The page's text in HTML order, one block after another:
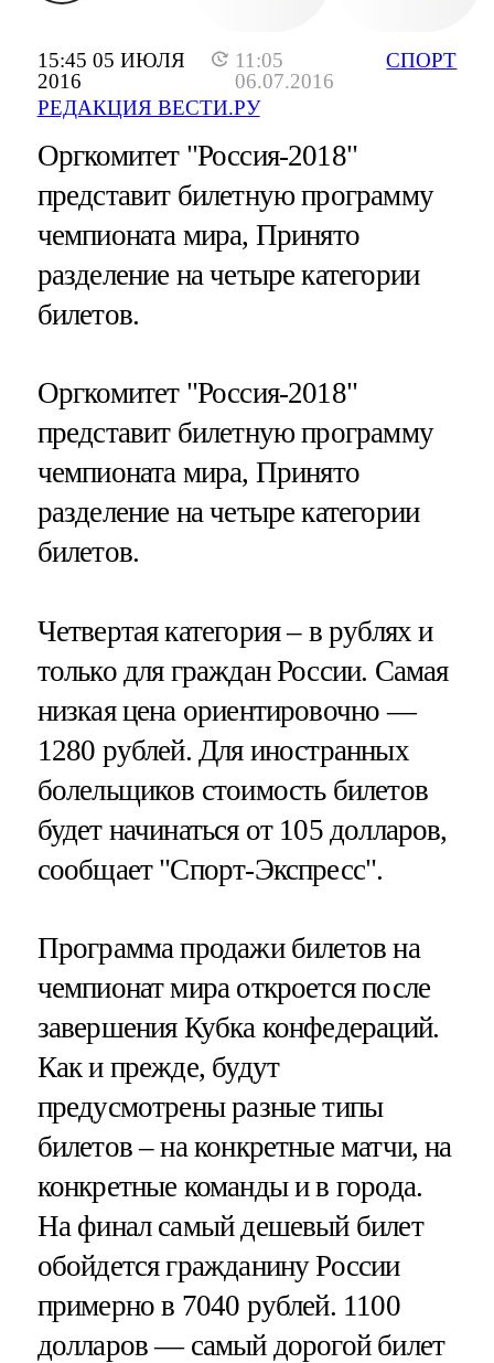
15:45 05 ИЮЛЯ
2016
11:05
06.07.2016
РЕДАКЦИЯ ВЕСТИ.РУ
СПОРТ
Оргкомитет "Россия-2018"
представит билетную программу
чемпионата мира, Принято
разделение на четыре категории
билетов.
Оргкомитет "Россия-2018"
представит билетную программу
чемпионата мира, Принято
разделение на четыре категории
билетов.
Четвертая категория – в рублях и
только для граждан России. Самая
низкая цена ориентировочно —
1280 рублей. Для иностранных
болельщиков стоимость билетов
будет начинаться от 105 долларов,
сообщает "Спорт-Экспресс".
Программа продажи билетов на
чемпионат мира откроется после
завершения Кубка конфедераций.
Как и прежде, будут
предусмотрены разные типы
билетов – на конкретные матчи, на
конкретные команды и в города.
На финал самый дешевый билет
обойдется гражданину России
примерно в 7040 рублей. 1100
долларов — самый дорогой билет